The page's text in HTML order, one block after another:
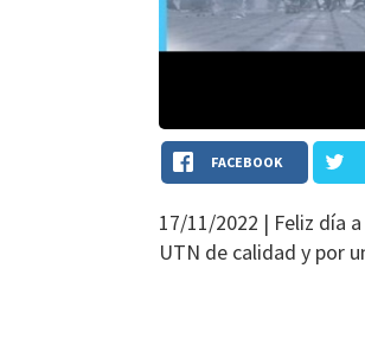
FACEBOOK
17/11/2022 | Feliz día
UTN de calidad y por